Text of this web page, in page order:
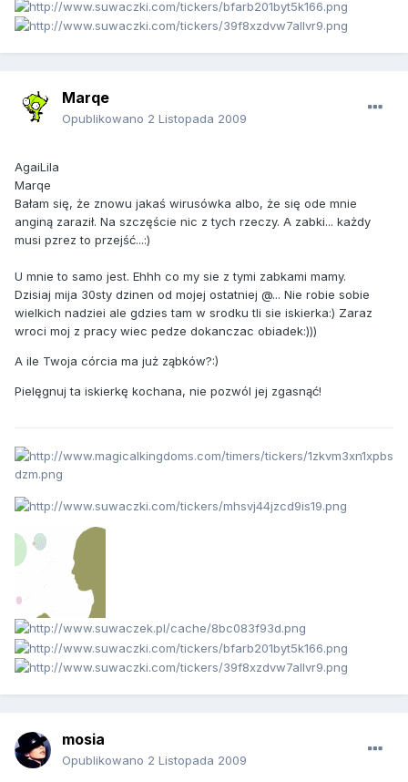
Marqe
Opublikowano 2 Listopada 2009
AgaiLila
Marqe
Bałam się, że znowu jakaś wirusówka albo, że się ode mnie
anginą zaraził. Na szczęście nic z tych rzeczy. A zabki... każdy
musi pzrez to przejść...:)
U mnie to samo jest. Ehhh co my sie z tymi zabkami mamy.
Dzisiaj mija 30sty dzinen od mojej ostatniej @... Nie robie sobie
wielkich nadziei ale gdzies tam w srodku tli sie iskierka:) Zaraz
wroci moj z pracy wiec pedze dokanczac obiadek:)))
A ile Twoja córcia ma już ząbków?:)
Pielęgnuj ta iskierkę kochana, nie pozwól jej zgasnąć!
mosia
Opublikowano 2 Listopada 2009